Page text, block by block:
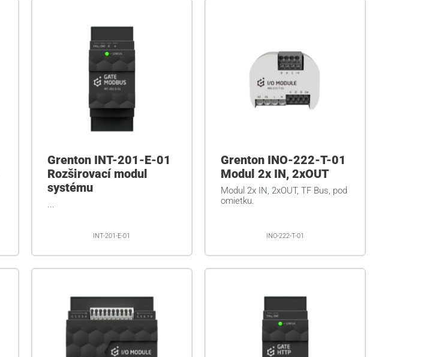
Grenton INT-201-E-01
Rozširovací modul
systému
...
INT-201-E-01
Grenton INO-222-T-01
Modul 2x IN, 2xOUT
Modul 2x IN, 2xOUT, TF Bus, pod
omietku.
INO-222-T-01